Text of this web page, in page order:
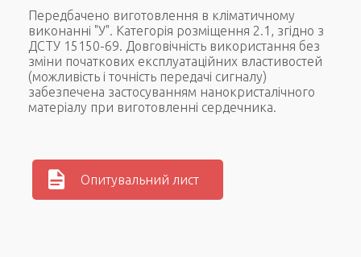
Передбачено виготовлення в кліматичному
виконанні "У". Категорія розміщення 2.1, згідно з
ДСТУ 15150-69. Довговічність використання без
зміни початкових експлуатаційних властивостей
(можливість і точність передачі сигналу)
забезпечена застосуванням нанокристалічного
матеріалу при виготовленні сердечника.
Опитувальний лист